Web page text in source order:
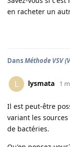
en racheter un
DansMéthode VSV
L lysmata 1
Il est peut-être
variant les
de bactéries.